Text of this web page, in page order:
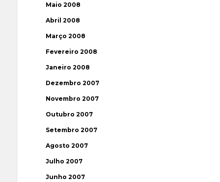
Maio 2008
Abril 2008
Março 2008
Fevereiro 2008
Janeiro 2008
Dezembro 2007
Novembro 2007
Outubro 2007
Setembro 2007
Agosto 2007
Julho 2007
Junho 2007